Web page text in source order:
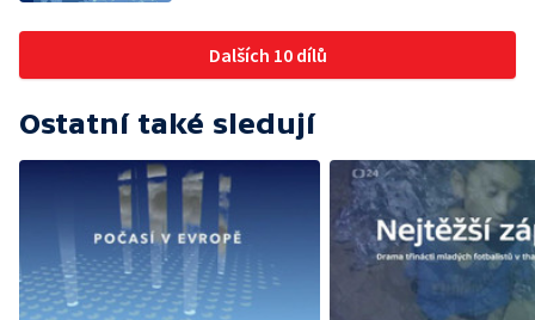
Dalších 10 dílů
Ostatní také sledují